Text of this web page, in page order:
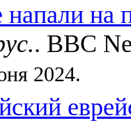
напали на
. BBC
2024.